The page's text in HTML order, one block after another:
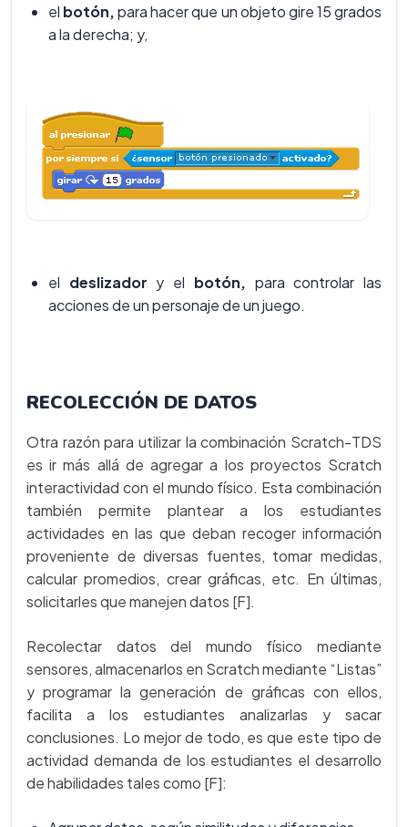
el botón,para hacer que un objeto gire 15 grados
a la derecha; y,
el deslizador y el botón, para controlar las
acciones de un personaje de un juego.
RECOLECCIÓN DE DATOS
Otra razón para utilizar la combinación Scratch-TDS
es ir más allá de agregar a los proyectos Scratch
interactividad con el mundo físico. Esta combinación
también permite plantear a los estudiantes
actividades en las que deban recoger información
proveniente de diversas fuentes, tomar medidas,
calcular promedios, crear gráficas, etc. En últimas,
solicitarles que manejen datos [F].
Recolectar datos del mundo físico mediante
sensores, almacenarlos en Scratch mediante “Listas”
y programar la generación de gráficas con ellos,
facilita a los estudiantes analizarlas y sacar
conclusiones. Lo mejor de todo, es que este tipo de
actividad demanda de los estudiantes el desarrollo
de habilidades tales como [F]: